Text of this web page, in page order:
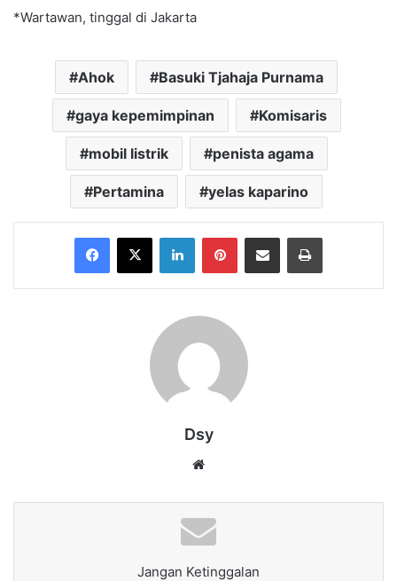
*Wartawan, tinggal di Jakarta
Ahok Basuki Tjahaja Purnama
gaya kepemimpinan Komisaris
mobil listrik penista agama
Pertamina yelas kaparino
Facebook
X LinkedInPinterestShare via Email Print
Dsy
Jangan Ketinggalan